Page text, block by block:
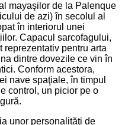
mayaşilor de la Palenque
de azi) în secolul al
în interiorul unei
Capacul sarcofagului,
reprezentativ pentru arta
dintre dovezile ce vin în
Conform acestora,
nave spaţiale, în timpul
control, un picior pe o
unor personalităţi de